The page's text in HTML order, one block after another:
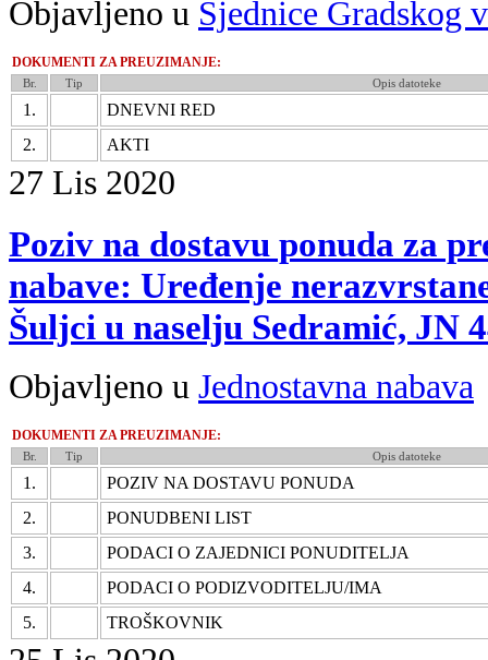
Objavljeno u Sjednice Gradskog
DOKUMENTI ZA PREUZIMANJE:
Br. Tip Opis datoteke
1.
DNEVNI RED
2.
AKTI
27 Lis 2020
Poziv na dostavu ponuda za
nabave: Uređenje
Šuljci u naselju Sedramić, JN
Objavljeno u Jednostavna nabava
DOKUMENTI ZA PREUZIMANJE:
Br. Tip Opis datoteke
1.
POZIV NA DOSTAVU PONUDA
2.
PONUDBENI LIST
3.
PODACI O ZAJEDNICI PONUDITELJA
4.
PODACI O PODIZVODITELJU/IMA
5.
TROŠKOVNIK